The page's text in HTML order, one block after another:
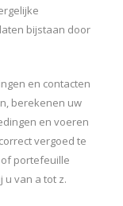
bijstaan door
en contacten
berekenen uw
en voeren
vergoed te
portefeuille
u van a tot z.